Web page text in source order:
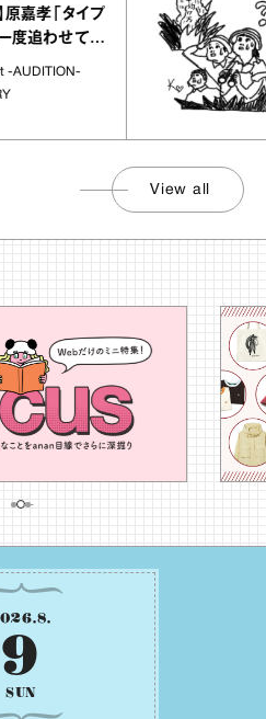
タイプ
せてく
View all
.8.
9
SUN